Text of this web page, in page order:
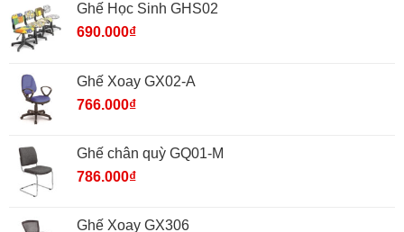
Ghế Học Sinh GHS02
690.000₫
Ghế Xoay GX02-A
766.000₫
Ghế chân quỳ GQ01-M
786.000₫
Ghế Xoay GX306